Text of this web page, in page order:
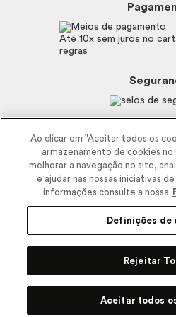
Código de defesa do
Trabalhe com a gente
Recomendações Covid19
Fale Conosco
E-mailAté 10x sem juros no
regras
CEP 11900-000 | CNPJ/MF
Pode
Ao clicar em "Aceitar todos os
armazenamento de cookies no
melhorar a navegação no site,
e ajudar nas nossas iniciativas
informações consulte a nossa
Definições de
Rejeitar
Aceitar todos